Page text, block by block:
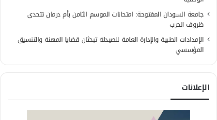
جامعة السودان المفتوحة: امتحانات الموسم الثامن بأم درمان تتحدى
ظروف الحرب
الإمدادات الطبية والإدارة العامة للصيدلة تبحثان قضايا المهنة والتنسيق
المؤسسي
الإعلانات